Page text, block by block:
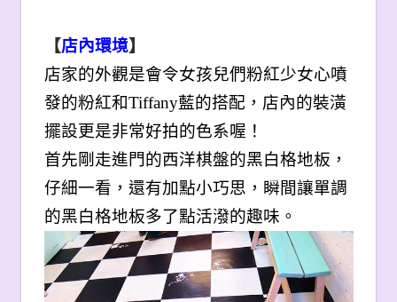
【店內環境】
店家的外觀是會令女孩兒們粉紅少女心噴
發的粉紅和Tiffany藍的搭配，店內的裝潢
擺設更是非常好拍的色系喔！
首先剛走進門的西洋棋盤的黑白格地板，
仔細一看，還有加點小巧思，瞬間讓單調
的黑白格地板多了點活潑的趣味。